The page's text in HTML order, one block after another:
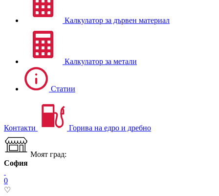
Калкулатор за дървен материал
Калкулатор за метали
Статии
Контакти Горива на едро и дребно
Моят град:
София
0
♡